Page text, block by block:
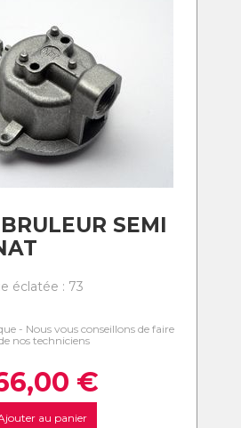
SEMI
éclatée : 73
- Nous vous conseillons de faire
nos techniciens
€
au panier